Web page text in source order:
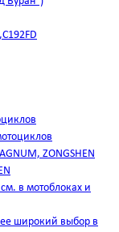
ZONGSHEN
в мотоблоках и
широкий выбор в